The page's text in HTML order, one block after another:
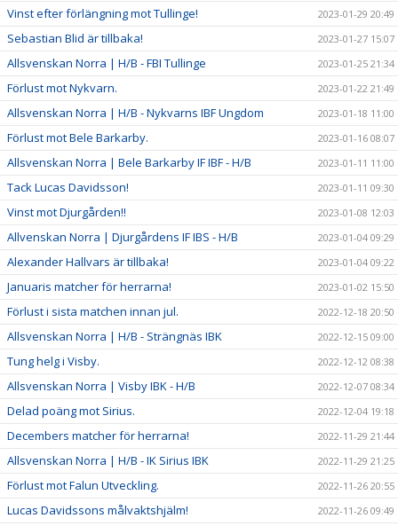
Vinst efter förlängning mot Tullinge! 2023-01-29 20:49
Sebastian Blid är tillbaka! 2023-01-27 15:07
Allsvenskan Norra | H/B - FBI Tullinge 2023-01-25 21:34
Förlust mot Nykvarn. 2023-01-22 21:49
Allsvenskan Norra | H/B - Nykvarns IBF Ungdom 2023-01-18 11:00
Förlust mot Bele Barkarby. 2023-01-16 08:07
Allsvenskan Norra | Bele Barkarby IF IBF - H/B 2023-01-11 11:00
Tack Lucas Davidsson! 2023-01-11 09:30
Vinst mot Djurgården!! 2023-01-08 12:03
Allvenskan Norra | Djurgårdens IF IBS - H/B 2023-01-04 09:29
Alexander Hallvars är tillbaka! 2023-01-04 09:22
Januaris matcher för herrarna! 2023-01-02 15:50
Förlust i sista matchen innan jul. 2022-12-18 20:50
Allsvenskan Norra | H/B - Strängnäs IBK 2022-12-15 09:00
Tung helg i Visby. 2022-12-12 08:38
Allsvenskan Norra | Visby IBK - H/B 2022-12-07 08:34
Delad poäng mot Sirius. 2022-12-04 19:18
Decembers matcher för herrarna! 2022-11-29 21:44
Allsvenskan Norra | H/B - IK Sirius IBK 2022-11-29 21:25
Förlust mot Falun Utveckling. 2022-11-26 20:55
Lucas Davidssons målvaktshjälm! 2022-11-26 09:49